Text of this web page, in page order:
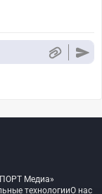
Медиа»
технологииО нас